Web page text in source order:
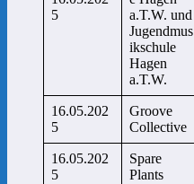
5
a.T.W. und
Jugendmus
ikschule
Hagen
a.T.W.
16.05.202
5
Groove
Collective
16.05.202
5
Spare
Plants